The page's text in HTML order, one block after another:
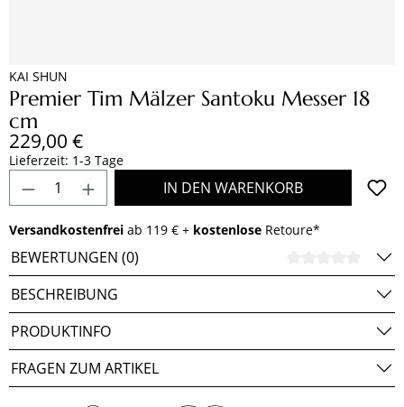
KAI SHUN
Premier Tim Mälzer Santoku Messer 18
cm
Regulärer Preis:
229,00 €
Lieferzeit: 1-3 Tage
Produkt Anzahl: Gib den gewünschten
IN DEN WARENKORB
Versandkostenfrei ab 119 € + kostenlose Retoure*
BEWERTUNGEN (0)
BESCHREIBUNG
PRODUKTINFO
FRAGEN ZUM ARTIKEL